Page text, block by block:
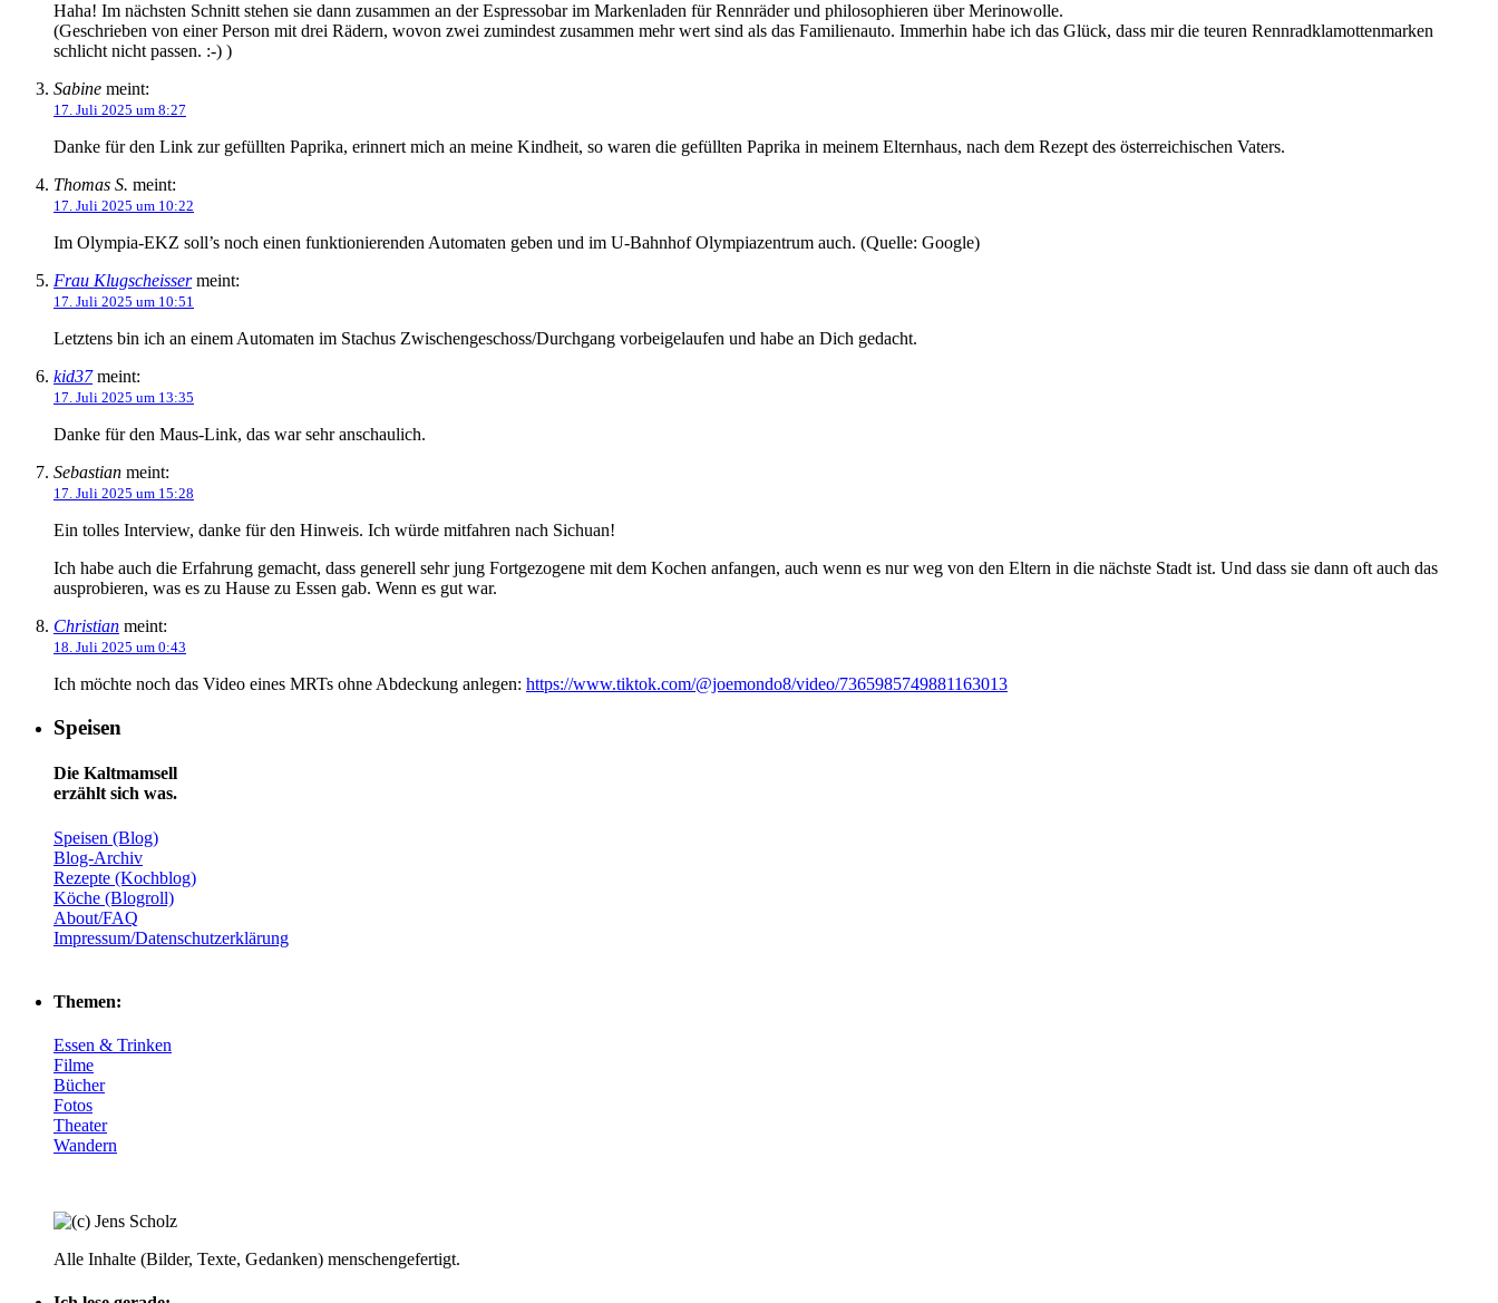
Haha! Im nächsten Schnitt stehen sie dann zusammen an der Espressobar im Markenladen für Rennräder und philosophieren über Merinowolle.
(Geschrieben von einer Person mit drei Rädern, wovon zwei zumindest zusammen mehr wert sind als das Familienauto. Immerhin habe ich das Glück, dass mir die teuren Rennradklamottenmarken
schlicht nicht passen. :-) )
Sabine meint:
17. Juli 2025 um 8:27
Danke für den Link zur gefüllten Paprika, erinnert mich an meine Kindheit, so waren die gefüllten Paprika in meinem Elternhaus, nach dem Rezept des österreichischen Vaters.
Thomas S. meint:
17. Juli 2025 um 10:22
Im Olympia-EKZ soll’s noch einen funktionierenden Automaten geben und im U-Bahnhof Olympiazentrum auch. (Quelle: Google)
Frau Klugscheissermeint:
17. Juli 2025 um 10:51
Letztens bin ich an einem Automaten im Stachus Zwischengeschoss/Durchgang vorbeigelaufen und habe an Dich gedacht.
kid37meint:
17. Juli 2025 um 13:35
Danke für den Maus-Link, das war sehr anschaulich.
Sebastian meint:
17. Juli 2025 um 15:28
Ein tolles Interview, danke für den Hinweis. Ich würde mitfahren nach Sichuan!
Ich habe auch die Erfahrung gemacht, dass generell sehr jung Fortgezogene mit dem Kochen anfangen, auch wenn es nur weg von den Eltern in die nächste Stadt ist. Und dass sie dann oft auch das
ausprobieren, was es zu Hause zu Essen gab. Wenn es gut war.
Christian meint:
18. Juli 2025 um 0:43
Ich möchte noch das Video eines MRTs ohne Abdeckung anlegen: https://www.tiktok.com/@joemondo8/video/7365985749881163013
Speisen
Die Kaltmamsell
erzählt sich was.
Speisen (Blog)
Blog-Archiv
Rezepte (Kochblog)
Köche (Blogroll)
About/FAQ
Impressum/Datenschutzerklärung
Themen:
Essen & Trinken
Filme
Bücher
Fotos
Theater
Wandern
Alle Inhalte (Bilder, Texte, Gedanken) menschengefertigt.